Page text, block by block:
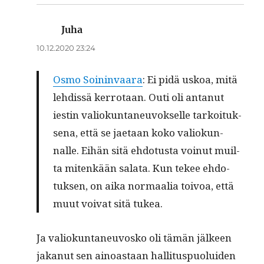
Juha
10.12.2020 23:24
Osmo Soin­in­vaara: Ei pidä uskoa, mitä
lehdis­sä ker­ro­taan. Outi oli antanut
iestin valiokun­ta­neu­vok­selle tarkoituk­
se­na, että se jae­taan koko valiokun­
nalle. Eihän sitä ehdo­tus­ta voin­ut muil­
ta mitenkään sala­ta. Kun tekee ehdo­
tuk­sen, on aika nor­maalia toivoa, että
muut voivat sitä tukea.
Ja valiokun­ta­neu­vosko oli tämän jäl­keen
jakanut sen ain­oas­taan hal­li­tus­puolu­iden